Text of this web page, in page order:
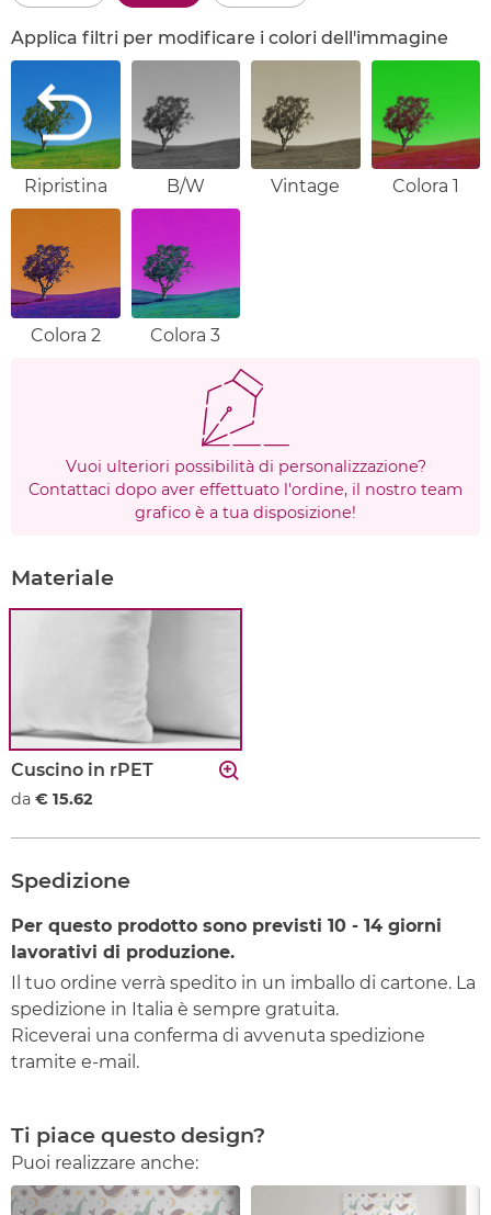
Applica filtri per modificare i colori dell'immagine
Ripristina B/W Vintage Colora 1
Colora 2 Colora 3
Vuoi ulteriori possibilità di personalizzazione?
Contattaci dopo aver effettuato l'ordine, il nostro team
grafico è a tua disposizione!
Materiale
Cuscino in rPET
da € 15.62
Spedizione
Per questo prodotto sono previsti 10 - 14 giorni
lavorativi di produzione.
Il tuo ordine verrà spedito in un imballo di cartone. La
spedizione in Italia è sempre gratuita.
Riceverai una conferma di avvenuta spedizione
tramite e-mail.
Ti piace questo design?
Puoi realizzare anche: